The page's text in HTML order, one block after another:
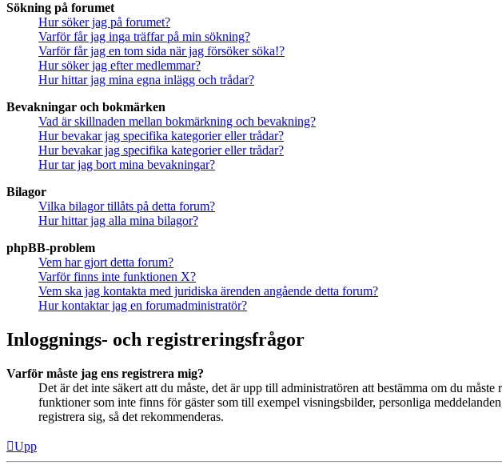
Sökning på forumet
Hur söker jag på forumet?
Varför får jag inga träffar på min sökning?
Varför får jag en tom sida när jag försöker söka!?
Hur söker jag efter medlemmar?
Hur hittar jag mina egna inlägg och trådar?
Bevakningar och bokmärken
Vad är skillnaden mellan bokmärkning och bevakning?
Hur bevakar jag specifika kategorier eller trådar?
Hur bevakar jag specifika kategorier eller trådar?
Hur tar jag bort mina bevakningar?
Bilagor
Vilka bilagor tillåts på detta forum?
Hur hittar jag alla mina bilagor?
phpBB-problem
Vem har gjort detta forum?
Varför finns inte funktionen X?
Vem ska jag kontakta med juridiska ärenden angående detta forum?
Hur kontaktar jag en forumadministratör?
Inloggnings- och registreringsfrågor
Varför måste jag ens registrera mig?
Det är det inte säkert att du måste, det är upp till administratören att bestämma om du
funktioner som inte finns för gäster som till exempel visningsbilder, personliga
registrera sig, så det rekommenderas.
Upp